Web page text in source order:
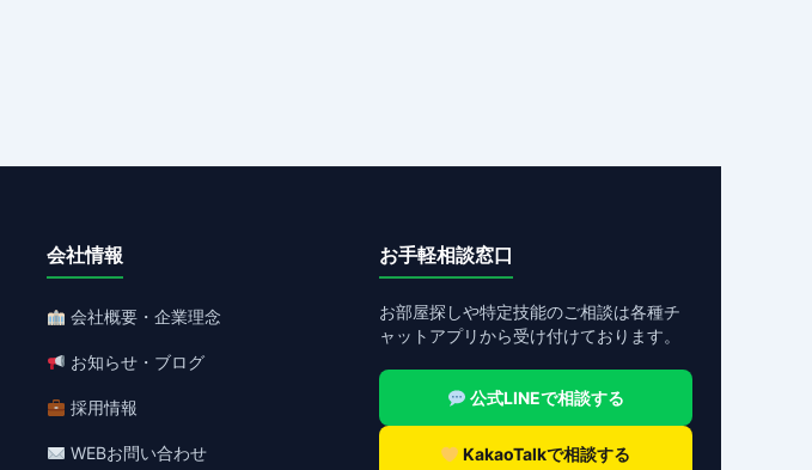
会社情報
会社概要・企業理念
お知らせ・ブログ
採用情報
WEBお問い合わせ
お手軽相談窓口
お部屋探しや特定技能のご相談は各種チ
ャットアプリから受け付けております。
公式LINEで相談する
KakaoTalkで相談する